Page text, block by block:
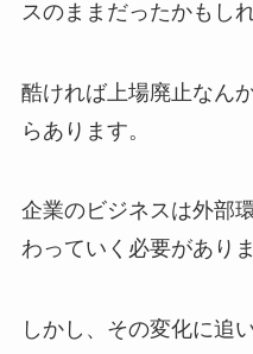
スのままだったかもし
酷ければ上場廃止なん
らあります。
企業のビジネスは外部
わっていく必要がありま
しかし、その変化に追